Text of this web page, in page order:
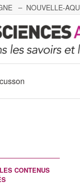
NOUVELLE-
EST
CONTENUS